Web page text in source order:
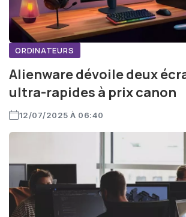
ORDINATEURS
Alienware dévoile deux
ultra-rapides à prix canon
12/07/2025 À 06:40